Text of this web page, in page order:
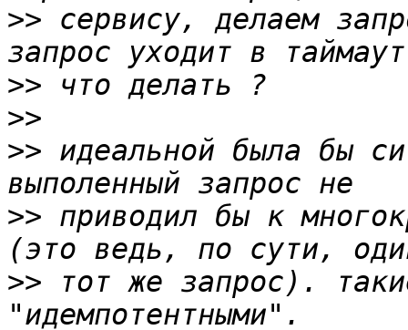
>> сервису, делаем
>>
>>
>> идеальной была бы
>> приводил бы к
>> тот же запрос).